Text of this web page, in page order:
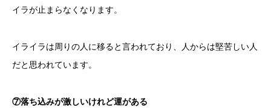
イラが止まらなくなります。
イライラは周りの人に移ると言われており、人からは堅苦しい人
だと思われています。
⑦落ち込みが激しいけれど運がある